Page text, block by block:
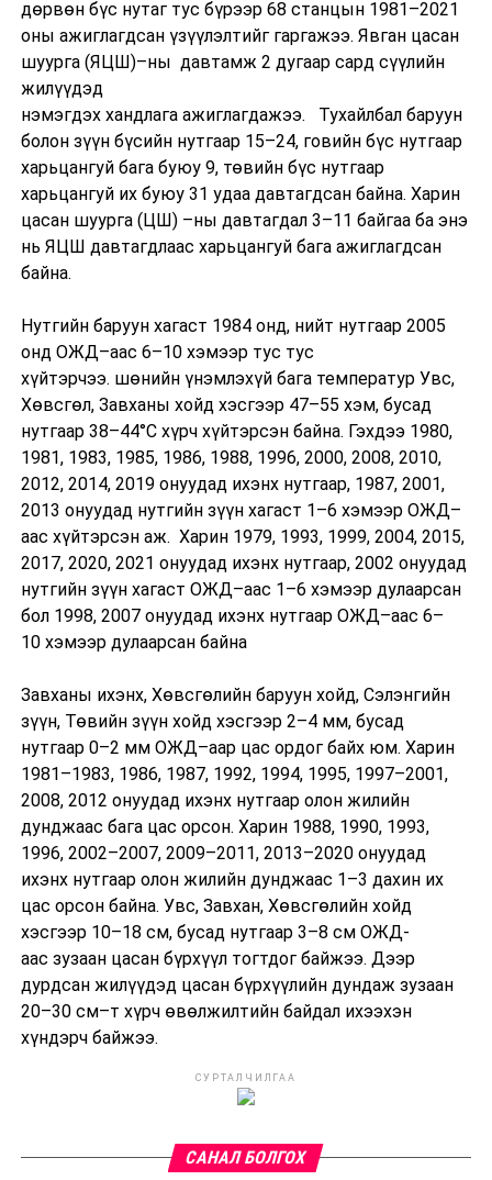
дөрвөн бүс нутаг тус бүрээр 68 станцын 1981–2021
оны ажиглагдсан үзүүлэлтийг гаргажээ. Явган цасан
шуурга (ЯЦШ)–ны давтамж 2 дугаар сард cүүлийн
жилүүдэд
нэмэгдэх хандлага ажиглагдажээ. Тухайлбал баруун
болон зүүн бүсийн нутгаар 15–24, говийн бүс нутгаар
харьцангуй бага буюу 9, төвийн бүс нутгаар
харьцангуй их буюу 31 удаа давтагдсан байна. Xарин
цасан шуурга (ЦШ) –ны давтагдал 3–11 байгаа ба энэ
нь ЯЦШ давтагдлаас харьцангуй бага ажиглагдсан
байна.
Нутгийн баруун хагаст 1984 онд, нийт нутгаар 2005
онд ОЖД–аас 6–10 хэмээр тус тус
хүйтэрчээ. шөнийн үнэмлэхүй бага температур Увс,
Хөвсгөл, Завханы хойд хэсгээр 47–55 хэм, бусад
нутгаар 38–44°С хүрч хүйтэрсэн байна. Гэхдээ 1980,
1981, 1983, 1985, 1986, 1988, 1996, 2000, 2008, 2010,
2012, 2014, 2019 онуудад ихэнх нутгаар, 1987, 2001,
2013 онуудад нутгийн зүүн хагаст 1–6 хэмээр ОЖД–
аас хүйтэрсэн аж. Харин 1979, 1993, 1999, 2004, 2015,
2017, 2020, 2021 онуудад ихэнх нутгаар, 2002 онуудад
нутгийн зүүн хагаст ОЖД–аас 1–6 хэмээр дулаарсан
бол 1998, 2007 онуудад ихэнх нутгаар ОЖД–аас 6–
10 хэмээр дулаарсан байна
Завханы ихэнх, Хөвсгөлийн баруун хойд, Сэлэнгийн
зүүн, Төвийн зүүн хойд хэсгээр 2–4 мм, бусад
нутгаар 0–2 мм ОЖД–аар цас ордог байх юм. Харин
1981–1983, 1986, 1987, 1992, 1994, 1995, 1997–2001,
2008, 2012 онуудад ихэнх нутгаар олон жилийн
дунджаас бага цас орсон. Харин 1988, 1990, 1993,
1996, 2002–2007, 2009–2011, 2013–2020 онуудад
ихэнх нутгаар олон жилийн дунджаас 1–3 дахин их
цас орсон байна. Увс, Завхан, Хөвсгөлийн хойд
хэсгээр 10–18 см, бусад нутгаар 3–8 см ОЖД-
аас зузаан цасан бүрхүүл тогтдог байжээ. Дээр
дурдсан жилүүдэд цасан бүрхүүлийн дундаж зузаан
20–30 см–т хүрч өвөлжилтийн байдал ихээхэн
хүндэрч байжээ.
СУРТАЛЧИЛГАА
САНАЛ БОЛГОХ